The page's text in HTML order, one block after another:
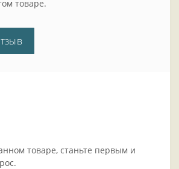
товаре.
товаре, станьте первым и